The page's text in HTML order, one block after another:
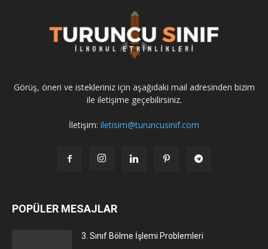
Görüş, öneri ve istekleriniz için aşağıdaki mail adresinden bizim
ile iletişime geçebilirsiniz.
İletişim: iletisim@turuncusinif.com
POPÜLER MESAJLAR
3. Sınıf Bölme İşlemi Problemleri